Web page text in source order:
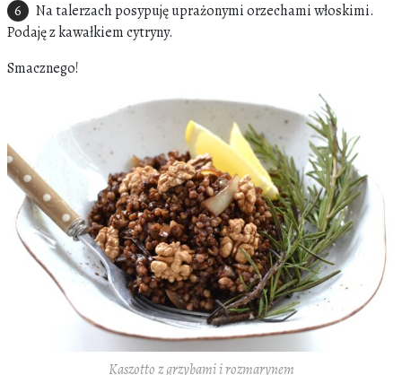
Na talerzach posypuję uprażonymi orzechami włoskimi.
Podaję z kawałkiem cytryny.
Smacznego!
Kaszotto z grzybami i rozmarynem